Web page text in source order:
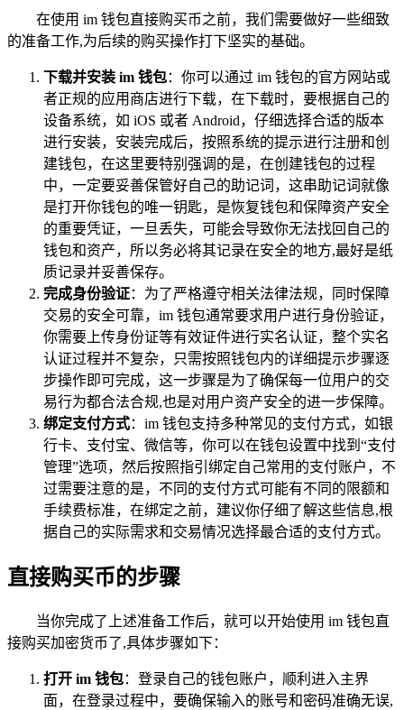
在使用 im 钱包直接购买币之前，我们需要做好一些细致
的准备工作,为后续的购买操作打下坚实的基础。
下载并安装 im 钱包：你可以通过 im 钱包的官方网站或
者正规的应用商店进行下载，在下载时，要根据自己的
设备系统，如 iOS 或者 Android，仔细选择合适的版本
进行安装，安装完成后，按照系统的提示进行注册和创
建钱包，在这里要特别强调的是，在创建钱包的过程
中，一定要妥善保管好自己的助记词，这串助记词就像
是打开你钱包的唯一钥匙，是恢复钱包和保障资产安全
的重要凭证，一旦丢失，可能会导致你无法找回自己的
钱包和资产，所以务必将其记录在安全的地方,最好是纸
质记录并妥善保存。
完成身份验证：为了严格遵守相关法律法规，同时保障
交易的安全可靠，im 钱包通常要求用户进行身份验证，
你需要上传身份证等有效证件进行实名认证，整个实名
认证过程并不复杂，只需按照钱包内的详细提示步骤逐
步操作即可完成，这一步骤是为了确保每一位用户的交
易行为都合法合规,也是对用户资产安全的进一步保障。
绑定支付方式：im 钱包支持多种常见的支付方式，如银
行卡、支付宝、微信等，你可以在钱包设置中找到“支付
管理”选项，然后按照指引绑定自己常用的支付账户，不
过需要注意的是，不同的支付方式可能有不同的限额和
手续费标准，在绑定之前，建议你仔细了解这些信息,根
据自己的实际需求和交易情况选择最合适的支付方式。
直接购买币的步骤
当你完成了上述准备工作后，就可以开始使用 im 钱包直
接购买加密货币了,具体步骤如下：
打开 im 钱包：登录自己的钱包账户，顺利进入主界
面，在登录过程中，要确保输入的账号和密码准确无误,